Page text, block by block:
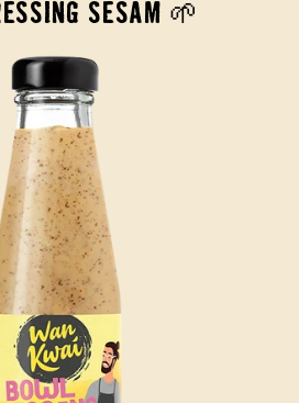
SESAM 🌱